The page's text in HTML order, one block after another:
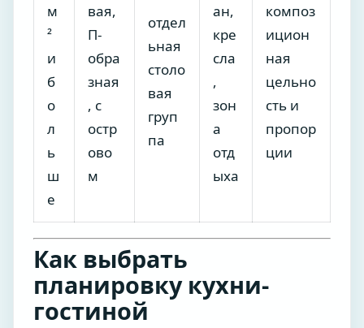
м
²
и
б
о
л
ь
ш
е
вая,
П-
обра
зная
, с
остр
ово
м
отдел
ьная
столо
вая
груп
па
ан,
кре
сла
,
зон
а
отд
ыха
композ
ицион
ная
цельно
сть и
пропор
ции
Как выбрать
планировку кухни-
гостиной